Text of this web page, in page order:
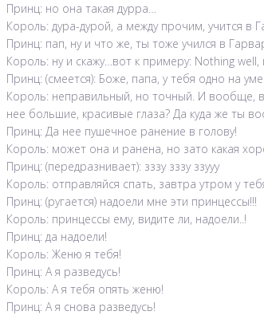
Принц: но она такая дурра…
Король: дура-дурой, а между прочим, учится в
Принц: пап, ну и что же, ты тоже учился в
Король: ну и скажу…вот к примеру: Nothing
Принц: (смеется): Боже, папа, у тебя одно на
Король: неправильный, но точный. И вообще, в
нее большие, красивые глаза? Да куда же ты
Принц: Да нее пушечное ранение в голову!
Король: может она и ранена, но зато какая
Принц: (передразнивает): зззу зззу ззууу
Король: отправляйся спать, завтра утром у
Принц: (ругается) надоели мне эти принцессы!!!
Король: принцессы ему, видите ли, надоели..!
Принц: да надоели!
Король: Женю я тебя!
Принц: А я разведусь!
Король: А я тебя опять женю!
Принц: А я снова разведусь!